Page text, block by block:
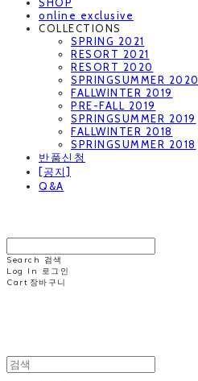
online exclusive
COLLECTIONS
SPRING 2021
RESORT 2021
RESORT 2020
SPRINGSUMMER 2020
FALLWINTER 2019
PRE-FALL 2019
SPRINGSUMMER 2019
FALLWINTER 2018
SPRINGSUMMER 2018
반품신청
[공지]
Q&A
Search
검색
Log In
로그인
Cart 장바구니